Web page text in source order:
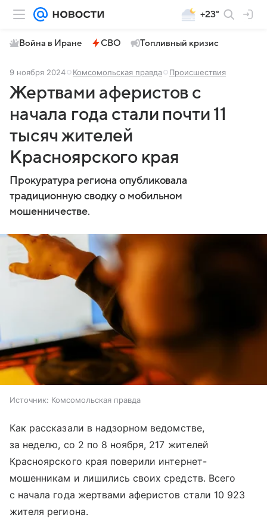
+23°
Война в Иране СВО Топливный кризис
9 ноября 2024 Комсомольская правда Происшествия
Жертвами аферистов с
начала года стали почти 11
тысяч жителей
Красноярского края
Прокуратура региона опубликовала
традиционную сводку о мобильном
мошенничестве.
Источник: Комсомольская правда
Как рассказали в надзорном ведомстве,
за неделю, со 2 по 8 ноября, 217 жителей
Красноярского края поверили интернет-
мошенникам и лишились своих средств. Всего
с начала года жертвами аферистов стали 10 923
жителя региона.